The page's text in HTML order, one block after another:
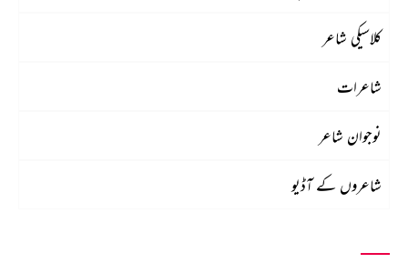
کلاسیکی شاعر
شاعرات
نوجوان شاعر
شاعروں کے آڈیو